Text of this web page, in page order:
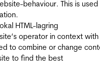
behaviour. This is
HTML-lagring
operator in context with
to combine or change
to find the best